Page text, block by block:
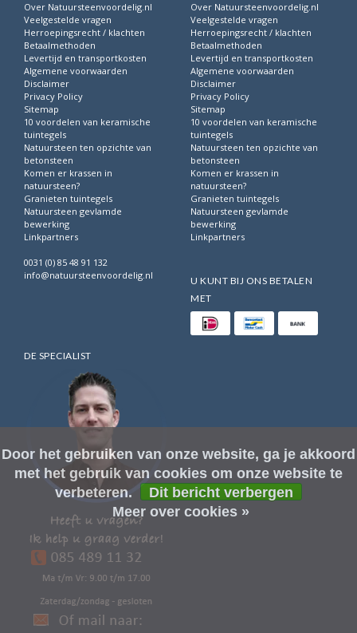
Over Natuursteenvoordelig.nl
Veelgestelde vragen
Herroepingsrecht / klachten
Betaalmethoden
Levertijd en transportkosten
Algemene voorwaarden
Disclaimer
Privacy Policy
Sitemap
10 voordelen van keramische
tuintegels
Natuursteen ten opzichte van
betonsteen
Komen er krassen in
natuursteen?
Granieten tuintegels
Natuursteen gevlamde
bewerking
Linkpartners
0031 (0) 85 48 91 132
info@natuursteenvoordelig.nl
Over Natuursteenvoordelig.nl
Veelgestelde vragen
Herroepingsrecht / klachten
Betaalmethoden
Levertijd en transportkosten
Algemene voorwaarden
Disclaimer
Privacy Policy
Sitemap
10 voordelen van keramische
tuintegels
Natuursteen ten opzichte van
betonsteen
Komen er krassen in
natuursteen?
Granieten tuintegels
Natuursteen gevlamde
bewerking
Linkpartners
U KUNT BIJ ONS BETALEN
MET
DE SPECIALIST
Door het gebruiken van onze website, ga je akkoord
met het gebruik van cookies om onze website te
verbeteren.
Dit bericht verbergen
Meer over cookies »